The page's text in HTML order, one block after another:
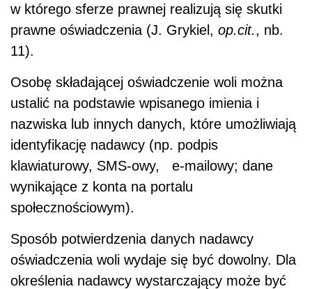
w którego sferze prawnej realizują się skutki
prawne oświadczenia (J. Grykiel, op.cit., nb.
11).
Osobę składającej oświadczenie woli można
ustalić na podstawie wpisanego imienia i
nazwiska lub innych danych, które umożliwiają
identyfikację nadawcy (np. podpis
klawiaturowy, SMS-owy, e-mailowy; dane
wynikające z konta na portalu
społecznościowym).
Sposób potwierdzenia danych nadawcy
oświadczenia woli wydaje się być dowolny. Dla
określenia nadawcy wystarczający może być